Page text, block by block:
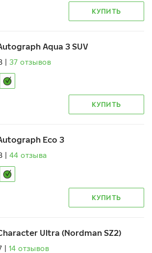
КУПИТЬ
Aqua 3 SUV
37 отзывов
КУПИТЬ
Eco 3
44 отзыва
КУПИТЬ
Ultra (Nordman SZ2)
14 отзывов